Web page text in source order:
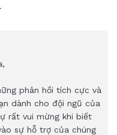
phản hồi tích cực và
dành cho đội ngũ của
rất vui mừng khi biết
sự hỗ trợ của chúng